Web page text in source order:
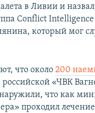
в Ливии и
Conflict Intelligence
который мог
что около200
российской «ЧВК
что как
проходил